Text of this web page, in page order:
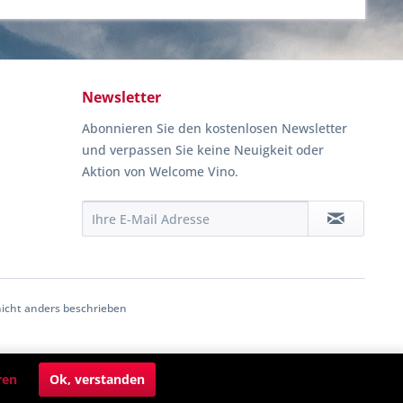
Newsletter
Abonnieren Sie den kostenlosen Newsletter
und verpassen Sie keine Neuigkeit oder
Aktion von Welcome Vino.
anders beschrieben
Ok, verstanden